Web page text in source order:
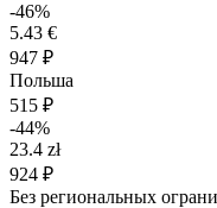
-46%
5.43 €
947 ₽
Польша
515 ₽
-44%
23.4 zł
924 ₽
Без региональных